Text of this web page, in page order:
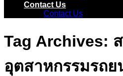
Contact Us
Contact Us
Tag Archives:
อุตสาหกรรมรถย